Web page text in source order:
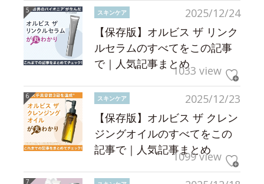
2025/12/24
スキンケア
【保存版】オルビス ザ リンク
ルセラムのすべてをこの記事
で｜人気記事まとめ1033 view
2025/12/23
スキンケア
【保存版】オルビス ザ クレン
ジングオイルのすべてをこの
記事で｜人気記事まとめ
1099 view